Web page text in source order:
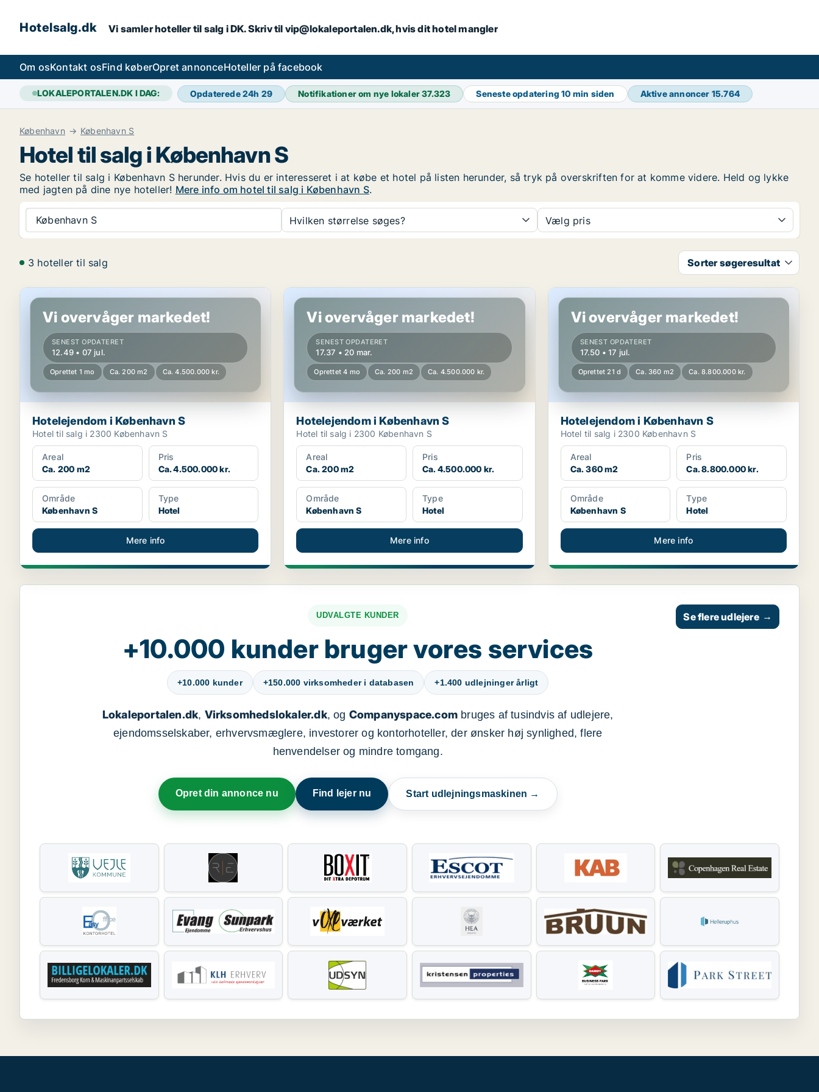
Hotelsalg.dk Vi samler hoteller til salg i DK. Skriv til vip@lokaleportalen.dk, hvis dit hotel mangler
Om osKontakt osFind køberOpret annonceHoteller på facebook
LOKALEPORTALEN.DK I DAG: Opdaterede 24h 29 Notifikationer om nye lokaler37.323 Seneste opdatering10 min siden Aktive annoncer 15.764
København København S
Hotel til salg i København S
Se hoteller til salg i København S herunder. Hvis du er interesseret i at købe et hotel på listen herunder, så tryk på overskriften for at komme videre. Held og lykke
med jagten på dine nye hoteller! Mere info om hotel til salg i København S.
København S Hvilken størrelse søges? Vælg pris
3 hoteller til salg Sorter søgeresultat
Hotelejendom i København S
Vi overvåger markedet!
SENEST OPDATERET
12.49 • 07 jul.
Oprettet 1 mo Ca. 200 m2 Ca. 4.500.000 kr.
Hotelejendom i København S
Hotel til salg i 2300 København S
Areal
Ca. 200 m2
Pris
Ca. 4.500.000 kr.
Område
København S
Type
Hotel
Mere info
Hotelejendom i København S
Vi overvåger markedet!
SENEST OPDATERET
17.37 • 20 mar.
Oprettet 4 mo Ca. 200 m2 Ca. 4.500.000 kr.
Hotelejendom i København S
Hotel til salg i 2300 København S
Areal
Ca. 200 m2
Pris
Ca. 4.500.000 kr.
Område
København S
Type
Hotel
Mere info
Hotelejendom i København S
Vi overvåger markedet!
SENEST OPDATERET
17.50 • 17 jul.
Oprettet 21 d Ca. 360 m2 Ca. 8.800.000 kr.
Hotelejendom i København S
Hotel til salg i 2300 København S
Areal
Ca. 360 m2
Pris
Ca. 8.800.000 kr.
Område
København S
Type
Hotel
Mere info
UDVALGTE KUNDER
+10.000 kunder bruger vores services
+10.000 kunder +150.000 virksomheder i databasen +1.400 udlejninger årligt
Lokaleportalen.dk, Virksomhedslokaler.dk, og Companyspace.combruges af tusindvis af udlejere,
ejendomsselskaber, erhvervsmæglere, investorer og kontorhoteller, der ønsker høj synlighed, flere
henvendelser og mindre tomgang.
Opret din annonce nu Find lejer nu Start udlejningsmaskinen →
Se flere udlejere →